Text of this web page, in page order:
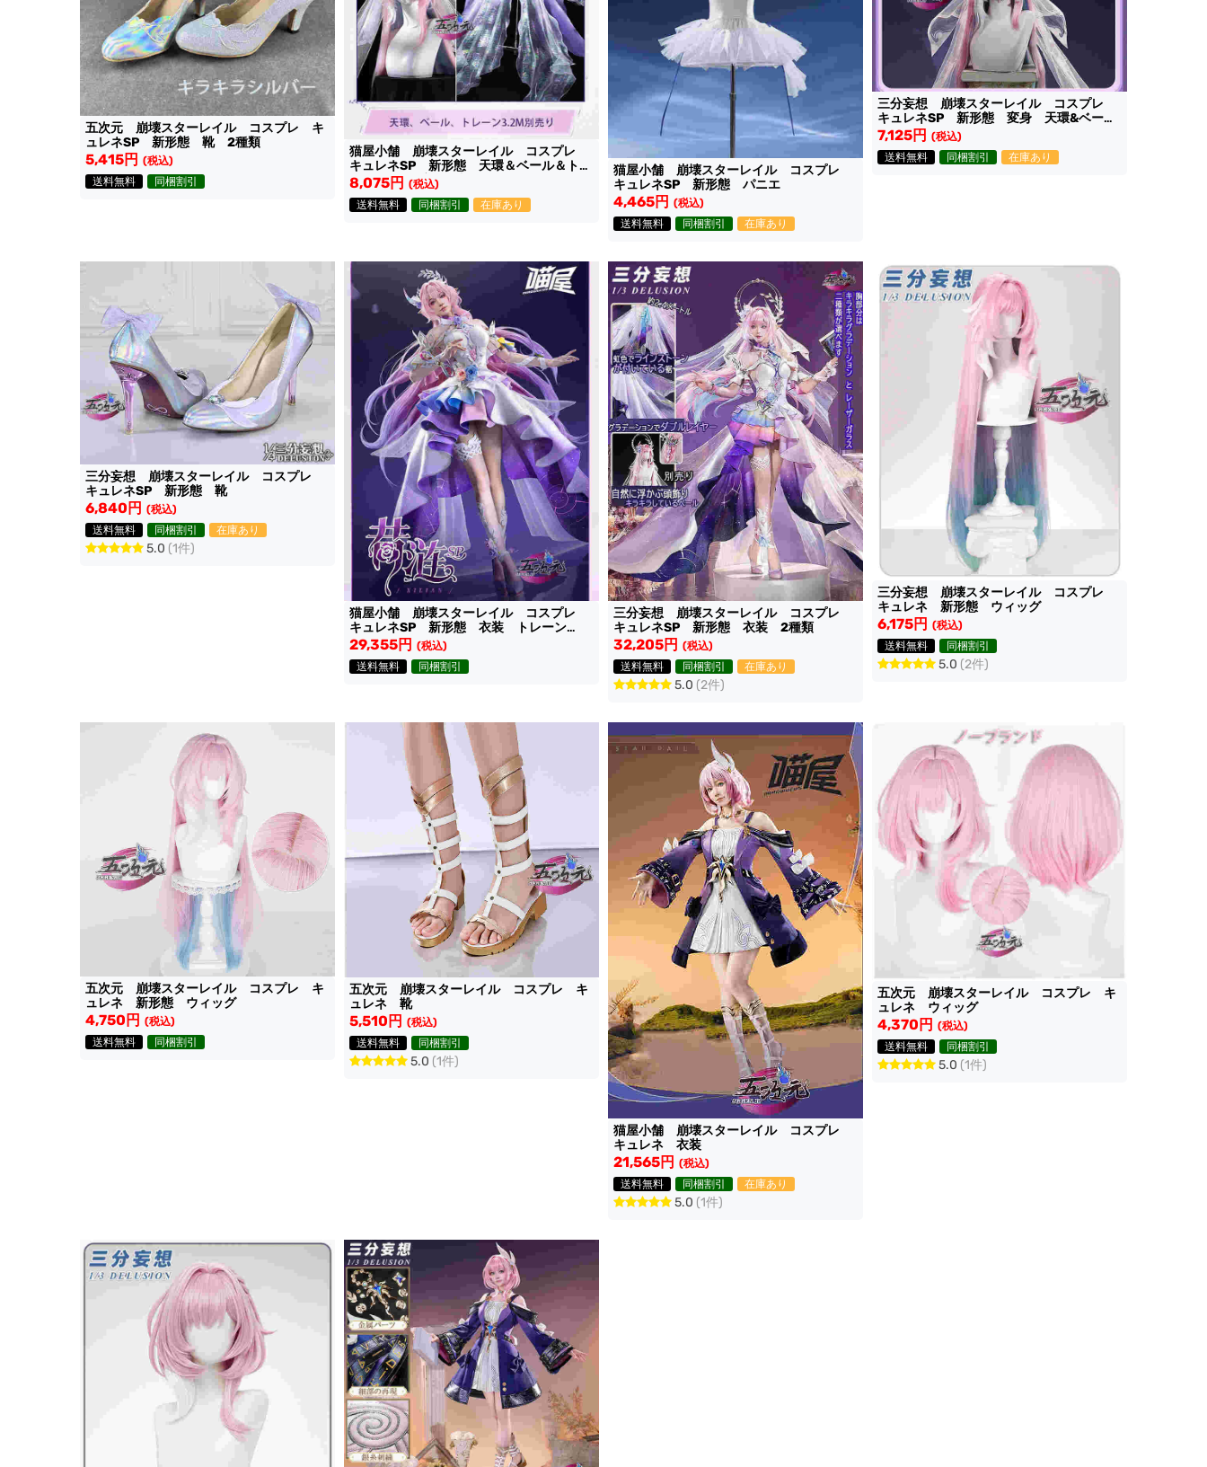
五次元 崩壊スターレイル コスプレ キ
ュレネSP 新形態 靴 2種類
5,415円 (税込)
送料無料
同梱割引
猫屋小舗 崩壊スターレイル コスプレ
キュレネSP 新形態 天環＆ベール＆トレ
ーン3.2M 変身追加セット
8,075円 (税込)
送料無料
同梱割引 在庫あり
猫屋小舗 崩壊スターレイル コスプレ
キュレネSP 新形態 パニエ
4,465円 (税込)
送料無料
同梱割引 在庫あり
三分妄想 崩壊スターレイル コスプレ
キュレネSP 新形態 変身 天環&ベー
ル
7,125円 (税込)
送料無料
同梱割引 在庫あり
三分妄想 崩壊スターレイル コスプレ
キュレネSP 新形態 靴
6,840円 (税込)
送料無料
同梱割引 在庫あり
5.0 (1件)
猫屋小舗 崩壊スターレイル コスプレ
キュレネSP 新形態 衣装 トレーン
1.2M付き
29,355円 (税込)
送料無料
同梱割引
三分妄想 崩壊スターレイル コスプレ
キュレネSP 新形態 衣装 2種類
32,205円 (税込)
送料無料
同梱割引 在庫あり
5.0 (2件)
三分妄想 崩壊スターレイル コスプレ
キュレネ 新形態 ウィッグ
6,175円 (税込)
送料無料
同梱割引
5.0 (2件)
五次元 崩壊スターレイル コスプレ キ
ュレネ 新形態 ウィッグ
4,750円 (税込)
送料無料
同梱割引
五次元 崩壊スターレイル コスプレ キ
ュレネ 靴
5,510円 (税込)
送料無料
同梱割引
5.0 (1件)
猫屋小舗 崩壊スターレイル コスプレ
キュレネ 衣装
21,565円 (税込)
送料無料
同梱割引 在庫あり
5.0 (1件)
五次元 崩壊スターレイル コスプレ キ
ュレネ ウィッグ
4,370円 (税込)
送料無料
同梱割引
5.0 (1件)